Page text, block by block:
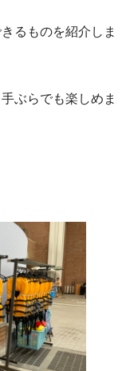
るものを紹介しま
ぶらでも楽しめま